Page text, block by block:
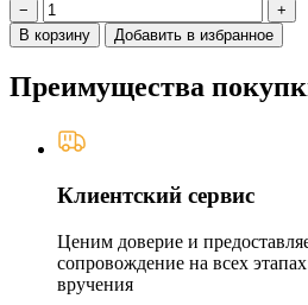
−
+
В корзину
Добавить в избранное
Преимущества
Клиентский сервис
Ценим доверие и
сопровождение на всех
вручения